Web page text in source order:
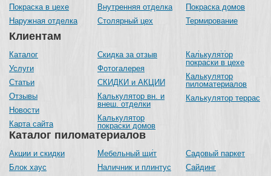
Каталог пиломатериалов
Акции и скидки
Блок хаус
Мебельный щит
Наличник и плинтус
Садовый паркет
Сайдинг
Покраска в цехе
Наружная отделка
Внутренняя отделка
Столярный цех
Покраска домов
Термирование
Клиентам
Каталог
Услуги
Статьи
Отзывы
Новости
Карта сайта
Скидка за отзыв
Фотогалерея
СКИДКИ и АКЦИИ
Калькулятор вн. и
внеш. отделки
Калькулятор
покраски домов
Калькулятор
покраски в цехе
Калькулятор
пиломатериалов
Калькулятор террас